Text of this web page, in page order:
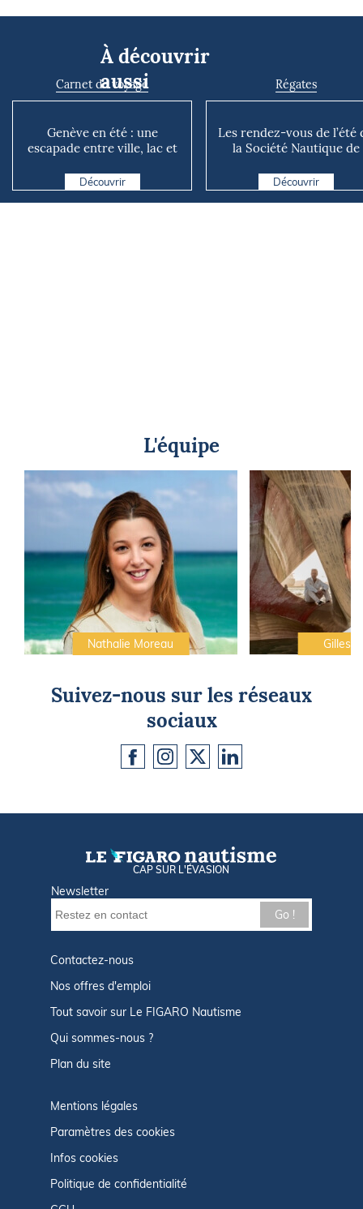
À découvrir
aussi
Carnet de voyage
Genève en été : une
escapade entre ville, lac et
Découvrir
Régates
Les rendez-vous de l’été
la Société Nautique de
Découvrir
L'équipe
Nathalie Moreau Gilles
Suivez-nous sur les réseaux
sociaux
CAP SUR L'ÉVASION
Newsletter
Go !
Contactez-nous
Nos offres d'emploi
Tout savoir sur Le FIGARO Nautisme
Qui sommes-nous ?
Plan du site
Mentions légales
Paramètres des cookies
Infos cookies
Politique de confidentialité